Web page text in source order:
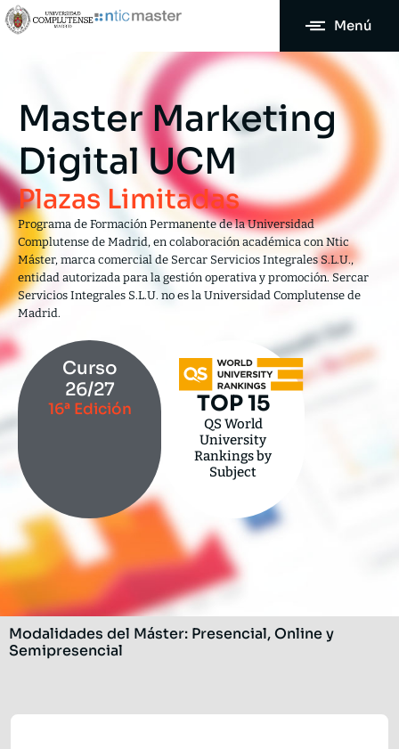
Menú
Master Marketing
Digital UCM
Plazas Limitadas
Programa de Formación Permanente de la Universidad
Complutense de Madrid, en colaboración académica con Ntic
Máster, marca comercial de Sercar Servicios Integrales S.L.U.,
entidad autorizada para la gestión operativa y promoción. Sercar
Servicios Integrales S.L.U. no es la Universidad Complutense de
Madrid.
Curso
26/27
16ª Edición TOP 15
QS World
University
Rankings by
Subject
Modalidades del Máster: Presencial, Online y
Semipresencial